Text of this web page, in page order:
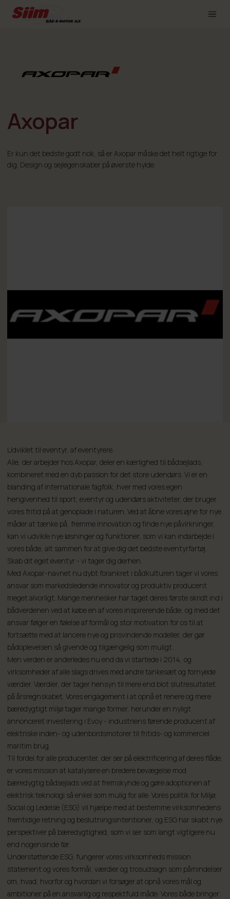
Axopar
Er kun det bedste godt nok, så er Axopar måske det helt rigtige for
dig. Design og sejlegenskaber på øverste hylde.
Udviklet til eventyr, af eventyrere.
Alle, der arbejder hos Axopar, deler en kærlighed til bådsejlads,
kombineret med en dyb passion for det store udendørs. Vi er en
blanding af internationale fagfolk, hver med vores egen
hengivenhed til sport, eventyr og udendørs aktiviteter, der bruger
vores fritid på at genoplade i naturen. Ved at åbne vores øjne for nye
måder at tænke på, fremme innovation og finde nye påvirkninger,
kan vi udvikle nye løsninger og funktioner, som vi kan indarbejde i
vores både, alt sammen for at give dig det bedste eventyrfartøj.
Skab dit eget eventyr - vi tager dig derhen.
Med Axopar-navnet nu dybt forankret i bådkulturen tager vi vores
ansvar som markedsledende innovator og produktiv producent
meget alvorligt. Mange mennesker har taget deres første skridt ind i
bådverdenen ved at købe en af vores inspirerende både, og med det
ansvar følger en følelse af formål og stor motivation for os til at
fortsætte med at lancere nye og prisvindende modeller, der gør
bådoplevelsen så givende og tilgængelig som muligt.
Men verden er anderledes nu end da vi startede i 2014, og
virksomheder af alle slags drives med andre tankesæt og fornyede
værdier. Værdier, der tager hensyn til mere end blot slutresultatet
på årsregnskabet. Vores engagement i at opnå et renere og mere
bæredygtigt miljø tager mange former, herunder en nyligt
annonceret investering i Evoy - industriens førende producent af
elektriske inden- og udenbordsmotorer til fritids- og kommerciel
maritim brug.
Til fordel for alle producenter, der ser på elektrificering af deres flåde,
er vores mission at katalysere en bredere bevægelse mod
bæredygtig bådsejlads ved at fremskynde og gøre adoptionen af
elektrisk teknologi så enkel som mulig for alle. Vores politik for Miljø,
Social og Ledelse (ESG) vil hjælpe med at bestemme virksomhedens
fremtidige retning og beslutningsintentioner, og ESG har skabt nye
perspektiver på bæredygtighed, som vi ser som langt vigtigere nu
end nogensinde før.
Understøttende ESG, fungerer vores virksomheds mission
statement og vores formål, værdier og trosudsagn som påmindelser
om, hvad, hvorfor og hvordan vi forsøger at opnå vores mål og
ambitioner på en ansvarlig og respektfuld måde. Vores både bringer